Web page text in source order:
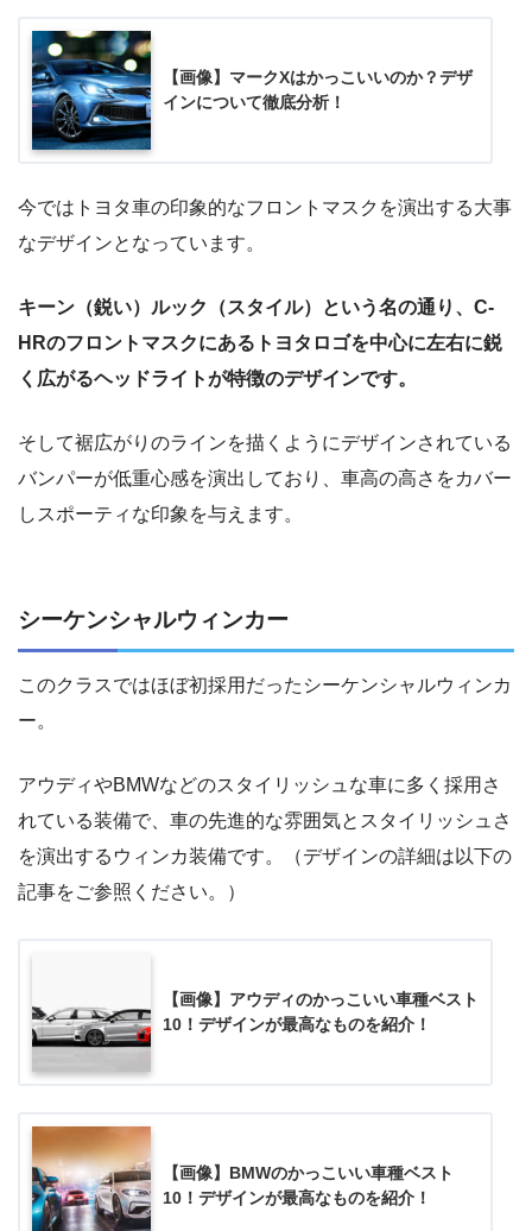
【画像】マークXはかっこいいのか？デザ
インについて徹底分析！
今ではトヨタ車の印象的なフロントマスクを演出する大事
なデザインとなっています。
キーン（鋭い）ルック（スタイル）という名の通り、C-
HRのフロントマスクにあるトヨタロゴを中心に左右に鋭
く広がるヘッドライトが特徴のデザインです。
そして裾広がりのラインを描くようにデザインされている
バンパーが低重心感を演出しており、車高の高さをカバー
しスポーティな印象を与えます。
シーケンシャルウィンカー
このクラスではほぼ初採用だったシーケンシャルウィンカ
ー。
アウディやBMWなどのスタイリッシュな車に多く採用さ
れている装備で、車の先進的な雰囲気とスタイリッシュさ
を演出するウィンカ装備です。（デザインの詳細は以下の
記事をご参照ください。）
【画像】アウディのかっこいい車種ベスト
10！デザインが最高なものを紹介！
【画像】BMWのかっこいい車種ベスト
10！デザインが最高なものを紹介！